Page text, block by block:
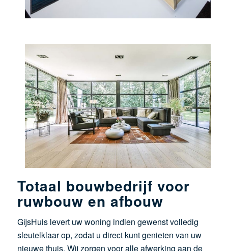
Totaal bouwbedrijf voor
ruwbouw en afbouw
GijsHuis levert uw woning indien gewenst volledig
sleutelklaar op, zodat u direct kunt genieten van uw
nieuwe thuis. Wij zorgen voor alle afwerking aan de